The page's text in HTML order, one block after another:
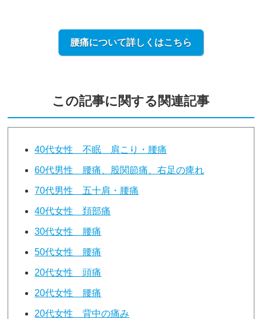
腰痛について詳しくはこちら
この記事に関する関連記事
40代女性 不眠 肩こり・腰痛
60代男性 腰痛、股関節痛、右足の痺れ
70代男性 五十肩・腰痛
40代女性 頚部痛
30代女性 腰痛
50代女性 腰痛
20代女性 頭痛
20代女性 腰痛
20代女性 背中の痛み